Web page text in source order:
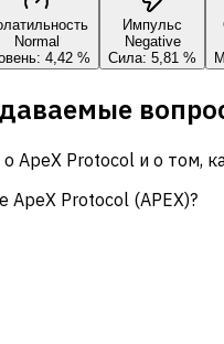
Normal
4,42 %
Импульс
Negative
Сила: 5,81 %
ApeX Protocol и о том,
ApeX Protocol (APEX)?